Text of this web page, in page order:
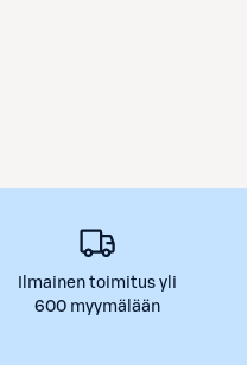
Ilmainen toimitus yli
600 myymälään